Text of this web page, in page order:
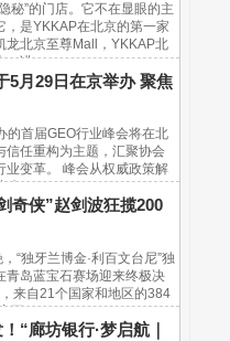
秘”的门店。它不在显眼的主
是YKKAP在北京的第一家
龙北京至尊Mall，YKKAP北
，讲...
5月29日在京举办 聚焦
的首届GEO行业峰会将在北
信任重构为主题，汇聚协会
业变革。 峰会从权威政策解
建...
奇侠”赵剑波狂揽200
“独牙兰博金·利百文台尼”独
青岛蓝宝石赛场迎来终极决
来自21个国家和地区的384
王...
“廊坊银行·梦启航｜